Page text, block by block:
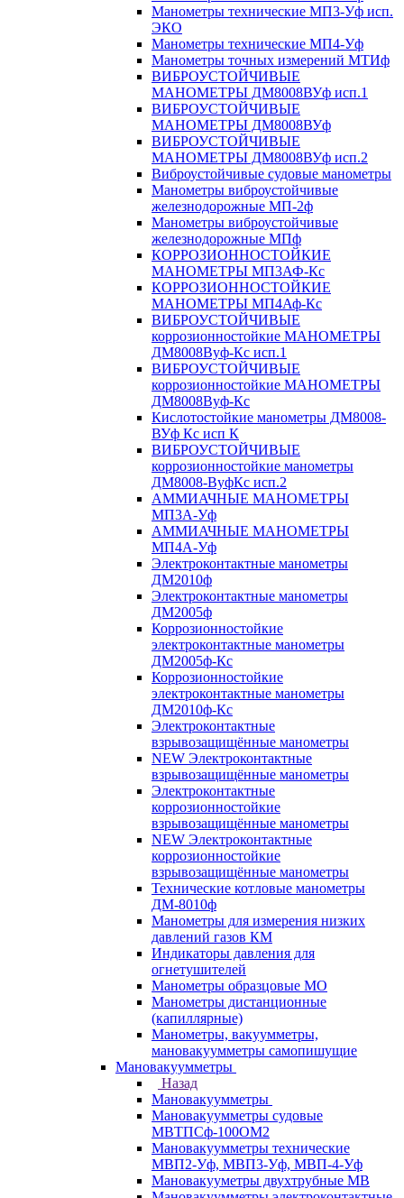
Манометры технические МП3-Уф исп.
ЭКО
Манометры технические МП4-Уф
Манометры точных измерений МТИф
ВИБРОУСТОЙЧИВЫЕ
МАНОМЕТРЫ ДМ8008ВУф исп.1
ВИБРОУСТОЙЧИВЫЕ
МАНОМЕТРЫ ДМ8008ВУф
ВИБРОУСТОЙЧИВЫЕ
МАНОМЕТРЫ ДМ8008ВУф исп.2
Виброустойчивые судовые манометры
Манометры виброустойчивые
железнодорожные МП-2ф
Манометры виброустойчивые
железнодорожные МПф
КОРРОЗИОННОСТОЙКИЕ
МАНОМЕТРЫ МП3АФ-Кс
КОРРОЗИОННОСТОЙКИЕ
МАНОМЕТРЫ МП4Аф-Кс
ВИБРОУСТОЙЧИВЫЕ
коррозионностойкие МАНОМЕТРЫ
ДМ8008Вуф-Кс исп.1
ВИБРОУСТОЙЧИВЫЕ
коррозионностойкие МАНОМЕТРЫ
ДМ8008Вуф-Кс
Кислотостойкие манометры ДМ8008-
ВУф Кс исп К
ВИБРОУСТОЙЧИВЫЕ
коррозионностойкие манометры
ДМ8008-ВуфКс исп.2
АММИАЧНЫЕ МАНОМЕТРЫ
МП3А-Уф
АММИАЧНЫЕ МАНОМЕТРЫ
МП4А-Уф
Электроконтактные манометры
ДМ2010ф
Электроконтактные манометры
ДМ2005ф
Коррозионностойкие
электроконтактные манометры
ДМ2005ф-Кс
Коррозионностойкие
электроконтактные манометры
ДМ2010ф-Кс
Электроконтактные
взрывозащищённые манометры
NEW Электроконтактные
взрывозащищённые манометры
Электроконтактные
коррозионностойкие
взрывозащищённые манометры
NEW Электроконтактные
коррозионностойкие
взрывозащищённые манометры
Технические котловые манометры
ДМ-8010ф
Манометры для измерения низких
давлений газов КМ
Индикаторы давления для
огнетушителей
Манометры образцовые МО
Манометры дистанционные
(капиллярные)
Манометры, вакуумметры,
мановакуумметры самопишущие
Мановакуумметры
Назад
Мановакуумметры
Мановакуумметры судовые
МВТПСф-100ОМ2
Мановакуумметры технические
МВП2-Уф, МВП3-Уф, МВП-4-Уф
Мановакууметры двухтрубные МВ